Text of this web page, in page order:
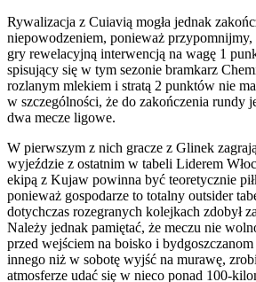
Rywalizacja z Cuiavią mogła jednak
niepowodzeniem, ponieważ
gry rewelacyjną interwencją na wagę 1
spisujący się w tym sezonie bramkarz
rozlanym mlekiem i stratą 2 punktów nie
w szczególności, że do zakończenia rundy
dwa mecze ligowe.
W pierwszym z nich gracze z Glinek
wyjeździe z ostatnim w tabeli Liderem
ekipą z Kujaw powinna być teoretycznie
ponieważ gospodarze to totalny outsider
dotychczas rozegranych kolejkach zdobył
Należy jednak pamiętać, że meczu nie
przed wejściem na boisko i
innego niż w sobotę wyjść na murawę,
atmosferze udać się w nieco ponad 100-